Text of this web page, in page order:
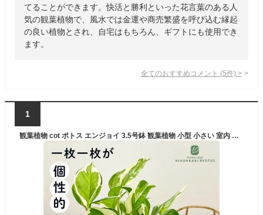
てることができます。快活と勝利といった花言葉のある人
気の観葉植物で、風水では金運や商売繁盛を呼び込む縁起
の良い植物とされ、自宅はもちろん、ギフトにも使用でき
ます。
全てのおすすめコメント (5件) >
1
観葉植物 cot ポトス エンジョイ 3.5号鉢 観葉植物 小型 小さい 室内 贈り物 プレゼント インテリア おしゃれ